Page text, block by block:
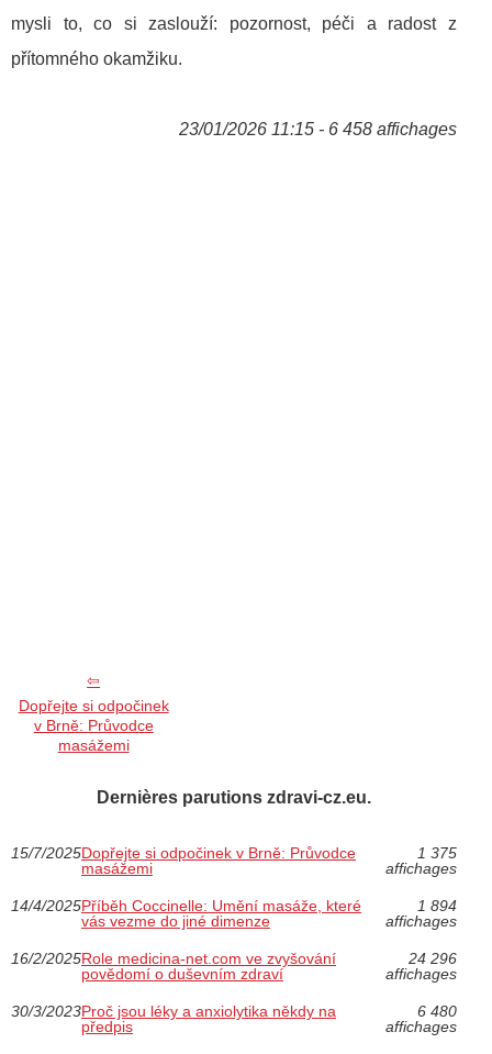
mysli to, co si zaslouží: pozornost, péči a radost z
přítomného okamžiku.
23/01/2026 11:15 - 6 458 affichages
Dopřejte si odpočinek
v Brně: Průvodce
masážemi
Dernières parutions zdravi-cz.eu.
15/7/2025Dopřejte si odpočinek v Brně: Průvodce
masážemi
1 375
affichages
14/4/2025Příběh Coccinelle: Umění masáže, které
vás vezme do jiné dimenze
1 894
affichages
16/2/2025Role medicina-net.com ve zvyšování
povědomí o duševním zdraví
24 296
affichages
30/3/2023Proč jsou léky a anxiolytika někdy na
předpis
6 480
affichages